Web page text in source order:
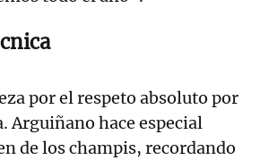
por el respeto absoluto por
Arguiñano hace especial
de los champis, recordando